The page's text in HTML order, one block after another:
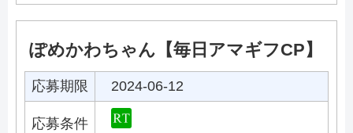
ぽめかわちゃん【毎日アマギフCP】
応募期限 2024-06-12
応募条件